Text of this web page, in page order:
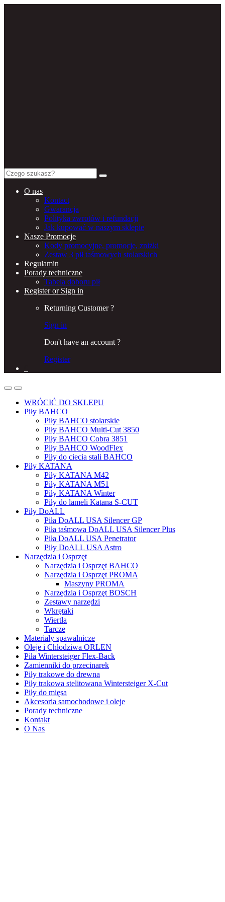
Search
for:
O nas
Kontact
Gwarancja
Polityka zwrotów i refundacji
Jak kupować w naszym sklepie
Nasze Promocje
Kody promocyjne, promocje, zniżki
Zestaw 3 pił taśmowych stolarskich
Regulamin
Porady techniczne
Tabela doboru pił
Register or Sign in
Returning Customer ?
Sign in
Don't have an account ?
Register
WRÓCIĆ DO SKLEPU
Piły BAHCO
Piły BAHCO stolarskie
Piły BAHCO Multi-Cut 3850
Piły BAHCO Cobra 3851
Piły BAHCO WoodFlex
Piły do ciecia stali BAHCO
Piły KATANA
Piły KATANA M42
Piły KATANA M51
Piły KATANA Winter
Piły do lameli Katana S-CUT
Piły DoALL
Piła DoALL USA Silencer GP
Piła taśmowa DoALL USA Silencer Plus
Piła DoALL USA Penetrator
Piły DoALL USA Astro
Narzędzia i Osprzęt
Narzędzia i Osprzęt BAHCO
Narzędzia i Osprzęt PROMA
Maszyny PROMA
Narzędzia i Osprzęt BOSCH
Zestawy narzędzi
Wkrętaki
Wiertła
Tarcze
Materiały spawalnicze
Oleje i Chłodziwa ORLEN
Piła Wintersteiger Flex-Back
Zamienniki do przecinarek
Piły trakowe do drewna
Piły trakowa stelitowana Wintersteiger X-Cut
Piły do mięsa
Akcesoria samochodowe i oleje
Porady techniczne
Kontakt
O Nas